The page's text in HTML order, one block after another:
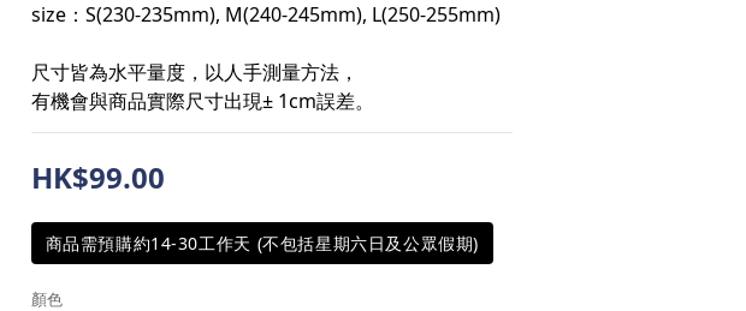
size：S(230-235mm), M(240-245mm), L(250-255mm)
尺寸皆為水平量度，以人手測量方法，
有機會與商品實際尺寸出現± 1cm誤差。
HK$99.00
商品需預購約14-30工作天 (不包括星期六日及公眾假期)
顏色